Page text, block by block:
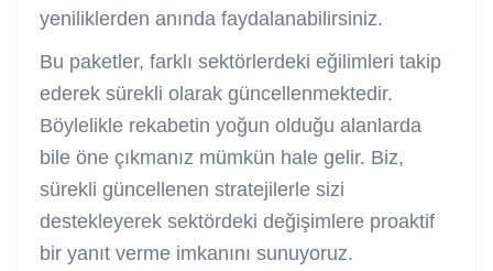
yeniliklerden anında faydalanabilirsiniz.
Bu paketler, farklı sektörlerdeki eğilimleri takip
ederek sürekli olarak güncellenmektedir.
Böylelikle rekabetin yoğun olduğu alanlarda
bile öne çıkmanız mümkün hale gelir. Biz,
sürekli güncellenen stratejilerle sizi
destekleyerek sektördeki değişimlere proaktif
bir yanıt verme imkanını sunuyoruz.